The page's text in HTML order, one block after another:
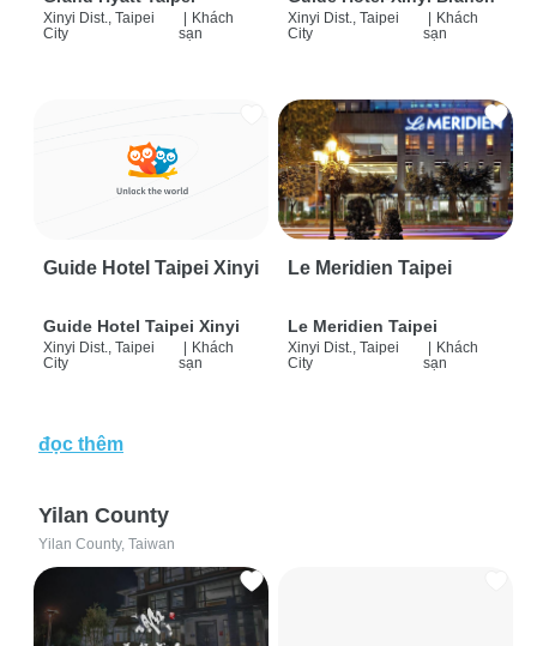
Xinyi Dist., Taipei
City
Khách
sạn
Xinyi Dist., Taipei
City
Khách
sạn
Guide Hotel Taipei Xinyi
Guide Hotel Taipei Xinyi
Xinyi Dist., Taipei
City
| Khách
sạn
Le Meridien Taipei
Le Meridien Taipei
Xinyi Dist., Taipei
City
| Khách
sạn
đọc thêm
Yilan County
Yilan County, Taiwan